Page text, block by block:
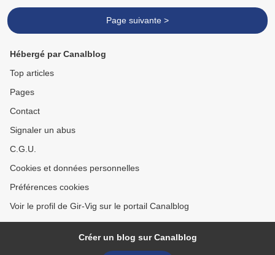
Page suivante >
Hébergé par Canalblog
Top articles
Pages
Contact
Signaler un abus
C.G.U.
Cookies et données personnelles
Préférences cookies
Voir le profil de Gir-Vig sur le portail Canalblog
Créer un blog sur Canalblog